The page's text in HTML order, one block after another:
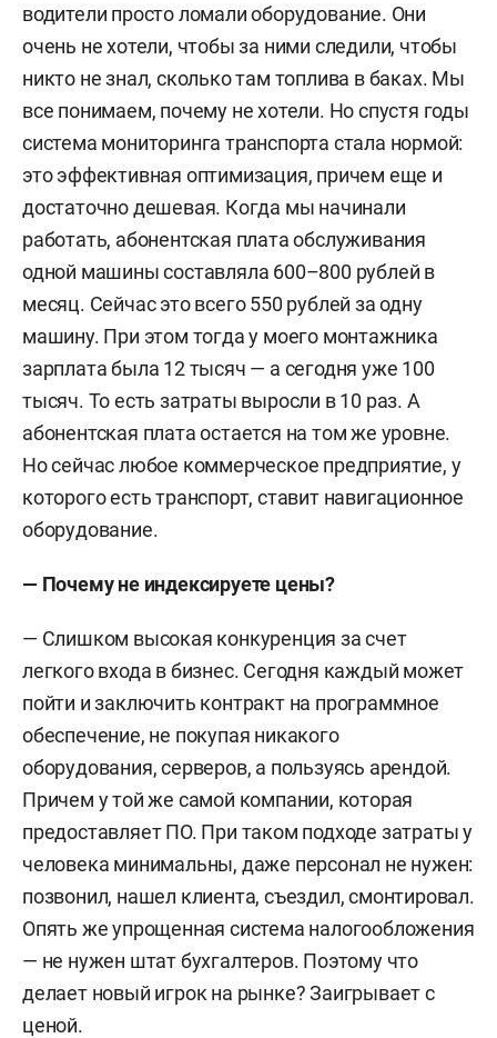
водители просто ломали оборудование. Они
очень не хотели, чтобы за ними следили, чтобы
никто не знал, сколько там топлива в баках. Мы
все понимаем, почему не хотели. Но спустя годы
система мониторинга транспорта стала нормой:
это эффективная оптимизация, причем еще и
достаточно дешевая. Когда мы начинали
работать, абонентская плата обслуживания
одной машины составляла 600–800 рублей в
месяц. Сейчас это всего 550 рублей за одну
машину. При этом тогда у моего монтажника
зарплата была 12 тысяч — а сегодня уже 100
тысяч. То есть затраты выросли в 10 раз. А
абонентская плата остается на том же уровне.
Но сейчас любое коммерческое предприятие, у
которого есть транспорт, ставит навигационное
оборудование.
— Почему не индексируете цены?
— Слишком высокая конкуренция за счет
легкого входа в бизнес. Сегодня каждый может
пойти и заключить контракт на программное
обеспечение, не покупая никакого
оборудования, серверов, а пользуясь арендой.
Причем у той же самой компании, которая
предоставляет ПО. При таком подходе затраты у
человека минимальны, даже персонал не нужен:
позвонил, нашел клиента, съездил, смонтировал.
Опять же упрощенная система налогообложения
— не нужен штат бухгалтеров. Поэтому что
делает новый игрок на рынке? Заигрывает с
ценой.